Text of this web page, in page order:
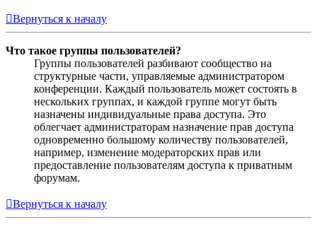
Вернуться к началу
Что такое группы пользователей?
Группы пользователей разбивают сообщество на
структурные части, управляемые администратором
конференции. Каждый пользователь может состоять в
нескольких группах, и каждой группе могут быть
назначены индивидуальные права доступа. Это
облегчает администраторам назначение прав доступа
одновременно большому количеству пользователей,
например, изменение модераторских прав или
предоставление пользователям доступа к приватным
форумам.
Вернуться к началу